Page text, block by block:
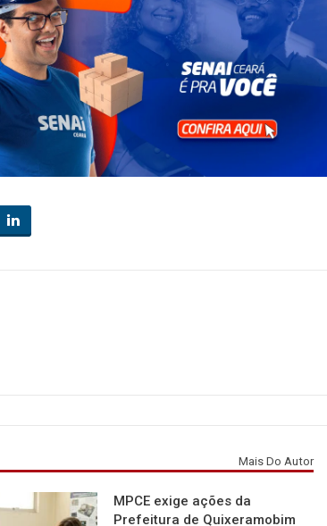
Mais Do Autor
MPCE exige ações da
Prefeitura de Quixeramobim